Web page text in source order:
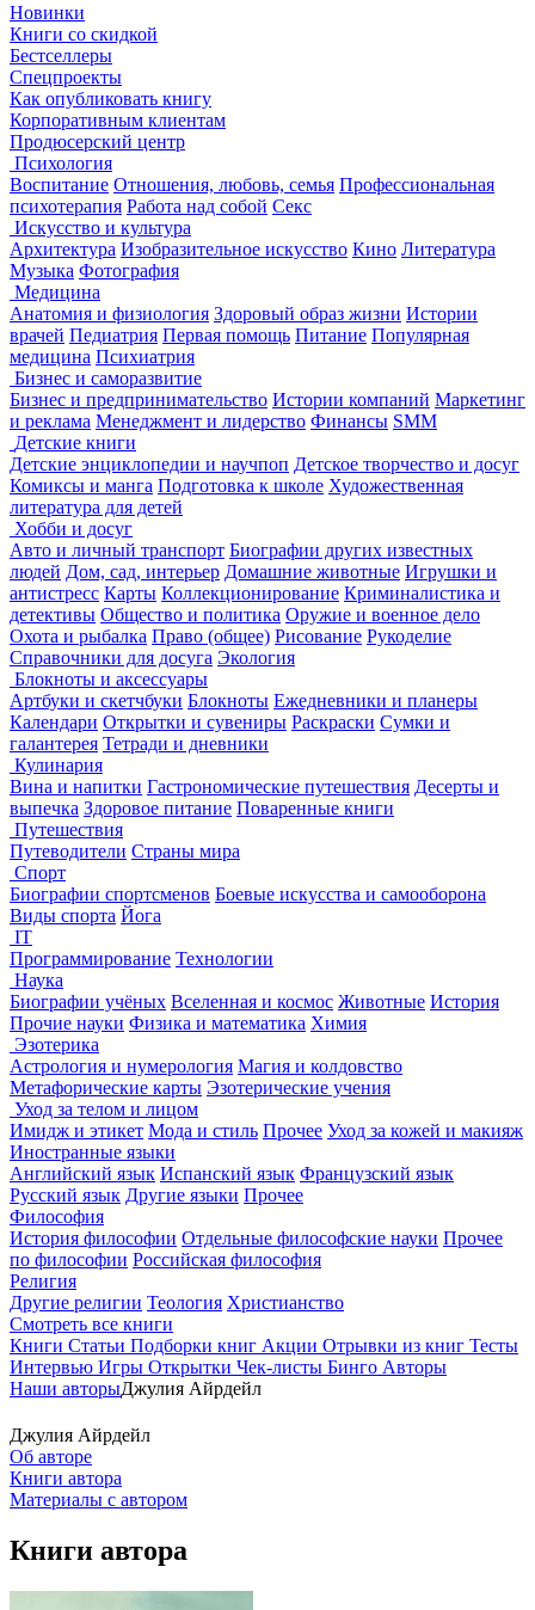
Новинки
Книги со скидкой
Бестселлеры
Спецпроекты
Как опубликовать книгу
Корпоративным клиентам
Продюсерский центр
Психология
Воспитание Отношения, любовь, семья Профессиональная
психотерапия Работа над собой Секс
Искусство и культура
Архитектура Изобразительное искусство Кино Литература
Музыка Фотография
Медицина
Анатомия и физиология Здоровый образ жизни Истории
врачей Педиатрия Первая помощь Питание Популярная
медицина Психиатрия
Бизнес и саморазвитие
Бизнес и предпринимательство Истории компаний Маркетинг
и реклама Менеджмент и лидерство Финансы SMM
Детские книги
Детские энциклопедии и научпоп Детское творчество и досуг
Комиксы и манга Подготовка к школе Художественная
литература для детей
Хобби и досуг
Авто и личный транспорт Биографии других известных
людей Дом, сад, интерьер Домашние животные Игрушки и
антистресс Карты Коллекционирование Криминалистика и
детективы Общество и политика Оружие и военное дело
Охота и рыбалка Право (общее) Рисование Рукоделие
Справочники для досуга Экология
Блокноты и аксессуары
Артбуки и скетчбуки Блокноты Ежедневники и планеры
Календари Открытки и сувениры Раскраски Сумки и
галантерея Тетради и дневники
Кулинария
Вина и напитки Гастрономические путешествия Десерты и
выпечка Здоровое питание Поваренные книги
Путешествия
Путеводители Страны мира
Спорт
Биографии спортсменов Боевые искусства и самооборона
Виды спорта Йога
IT
Программирование Технологии
Наука
Биографии учёных Вселенная и космос Животные История
Прочие науки Физика и математика Химия
Эзотерика
Астрология и нумерология Магия и колдовство
Метафорические карты Эзотерические учения
Уход за телом и лицом
Имидж и этикет Мода и стиль Прочее Уход за кожей и макияж
Иностранные языки
Английский язык Испанский язык Французский язык
Русский язык Другие языки Прочее
Философия
История философии Отдельные философские науки Прочее
по философии Российская философия
Религия
Другие религии Теология Христианство
Смотреть все книги
Книги Статьи Подборки книг Акции Отрывки из книг Тесты
Интервью Игры Открытки Чек-листы Бинго Авторы
Наши авторыДжулия Айрдейл
Джулия Айрдейл
Об авторе
Книги автора
Материалы с автором
Книги автора